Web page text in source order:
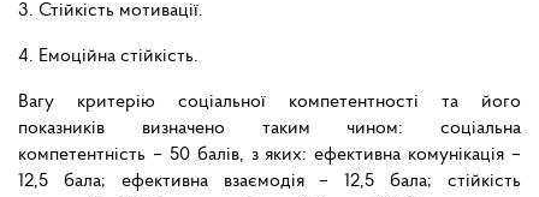
3. Стійкість мотивації.
4. Емоційна стійкість.
Вагу критерію соціальної компетентності та його
показників визначено таким чином: соціальна
компетентність – 50 балів, з яких: ефективна комунікація –
12,5 бала; ефективна взаємодія – 12,5 бала; стійкість